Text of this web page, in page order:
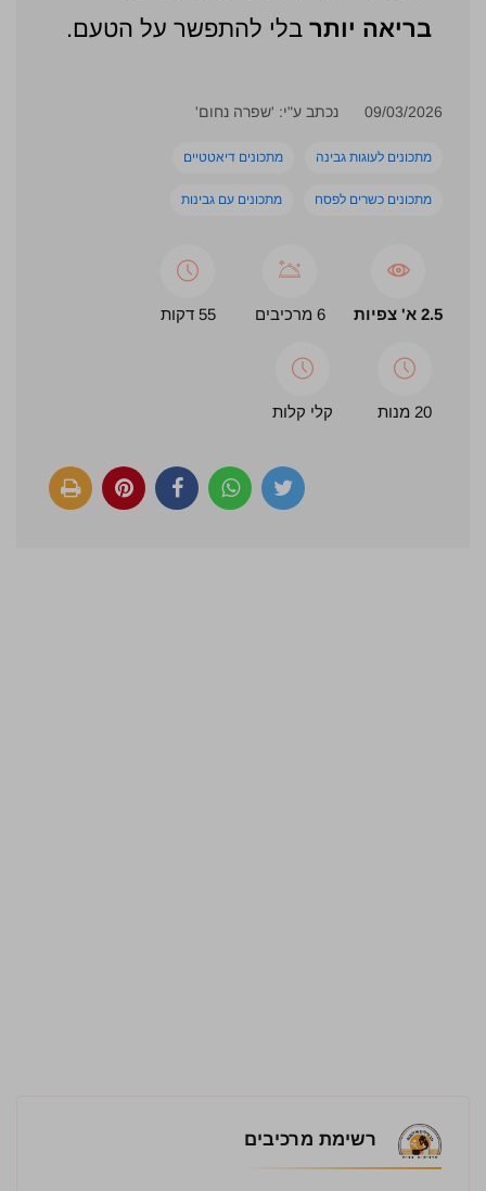
בריאה יותר בלי להתפשר על הטעם.
09/03/2026 נכתב ע"י: 'שפרה נחום'
מתכונים לעוגות גבינה מתכונים דיאטטיים
מתכונים כשרים לפסח מתכונים עם גבינות
2.5 א' צפיות 6 מרכיבים 55 דקות
20 מנות קלי קלות
רשימת מרכיבים